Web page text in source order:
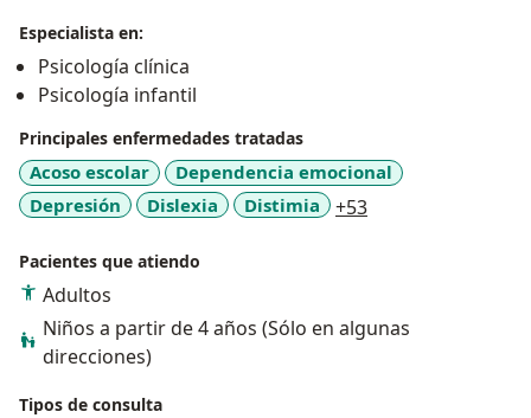
Especialista en:
Psicología clínica
Psicología infantil
Principales enfermedades tratadas
Acoso escolar
Dependencia emocional
Depresión
Dislexia Distimia +53
Pacientes que atiendo
Adultos
Niños a partir de 4 años (Sólo en algunas
direcciones)
Tipos de consulta